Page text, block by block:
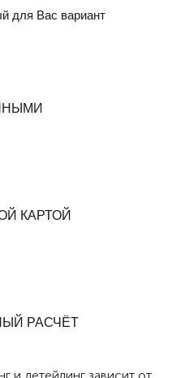
для Вас вариант
КАРТОЙ
РАСЧЁТ